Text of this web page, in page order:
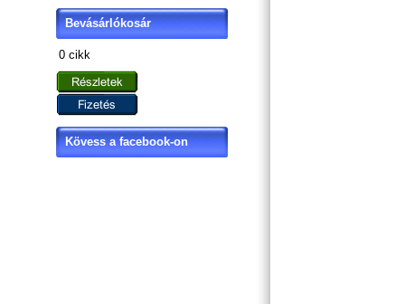
Bevásárlókosár
0 cikk
Kövess a facebook-on